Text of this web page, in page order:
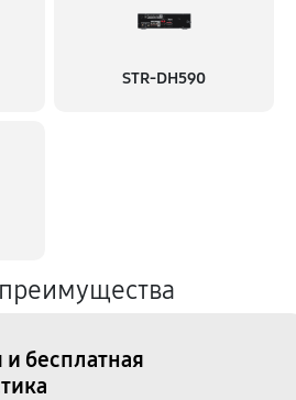
STR-DH590
и бесплатная